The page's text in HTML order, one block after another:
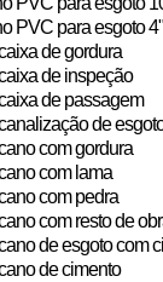
PVC para esgoto 4"
de gordura
de inspeção
de passagem
de
com gordura
com lama
com pedra
com resto de
de esgoto com
de cimento